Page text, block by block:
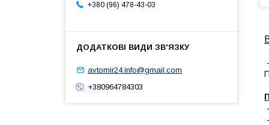
+380 (96) 478-43-03
avtomir24.info@gmail.com
+380964784303